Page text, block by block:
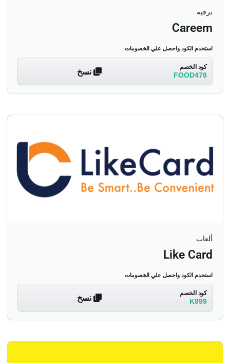
ترفيه
Careem
استخدم الكود واحصل علي الخصومات
كود الخصم
FOOD478
ألعاب
Like Card
استخدم الكود واحصل علي الخصومات
كود الخصم
K999